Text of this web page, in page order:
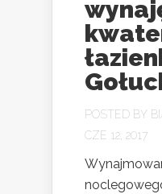
POSTED BY
CZE 12, 2017